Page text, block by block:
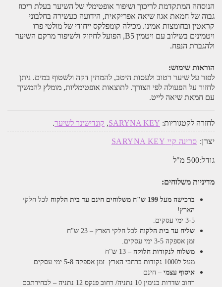
הנוסחה המתקדמת לריכוך ושיפור אופטימלי של השיער בעלת ריכוז
גבוה של חמאת אגוז שיאה אפריקאית, הידועה כעשירה בחלבוני
קראטין ובחומצות אמינו. מכילה קומפלקס ייחודי של מולטי פרו
ויטמינים בשילוב עם ויטמין B5, הפועל לחיזוק ולשיפור מרקם השיער
ולהגברת הנפח.
הוראות שימוש:
לפזר על שיער רטוב ולעסות היטב, להמתין דקה ולשטוף במים. ניתן
לחזור על הפעולה לפי הצורך. לתוצאות אופטימליות, מומלץ להמשיך
עם חמאת שיאה לייט.
לחזרה לקטגוריות: SARYNA KEY
, קונדישינר לשיער.
יצרן: סרינה קיי SARYNA KEY
גודל:500 מ"ל
מדיניות משלוחים:
ברכישה מעל 199 ש"ח משלוחים חינם עד בית הלקוח לכל חלקי
הארץ!
3-5 ימי עסקים.
שליח עד בית הלקוח לכל חלקי הארץ – 23 ש"ח
זמן אספקה 3-5 ימי עסקים.
משלוח לנקודות חלוקה – 13 ש"ח
מעל ל1000 נקודות ברחבי הארץ. זמן אספקה 5-8 ימי עסקים.
איסוף עצמי – חינם
רחוב שדרות בנימין 10 נתניה/ רחוב פנקס 12 נתניה – לבחירתכם